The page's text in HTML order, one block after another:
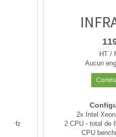
GHz
HT /
Aucun
2x Intel
2 CPU - total de
CPU